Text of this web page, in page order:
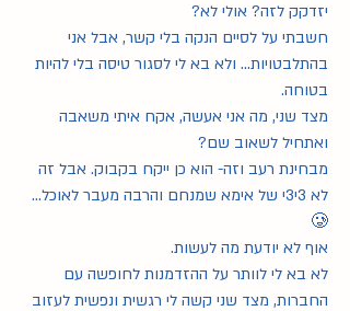
יזדקק לזה? אולי לא?
בטוחה.
ואתחיל לשאוב שם?
לא 3י3י של אימא שמנחם והרבה מעבר לאוכל...
🥲
אוף לא יודעת מה לעשות.